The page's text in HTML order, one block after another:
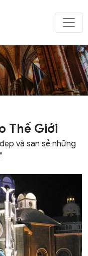
Thế Giới
và san sẻ những